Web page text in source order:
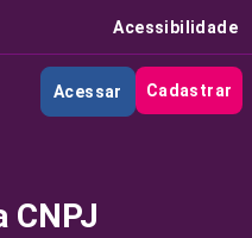
Acessibilidade
Acessar Cadastrar
CNPJ